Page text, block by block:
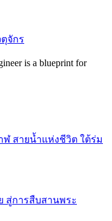
จักร
is a blueprint for
สายน้ำแห่งชีวิต ใต้ร่ม
สู่การสืบสานพระ